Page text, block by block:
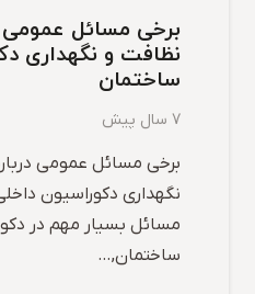
برخی مسائل عمومی
نظافت و نگهداری
ساختمان
7 سال پیش
برخی مسائل عمومی
نگهداری دکوراسیون
مسائل بسیار مهم در
ساختمان,…